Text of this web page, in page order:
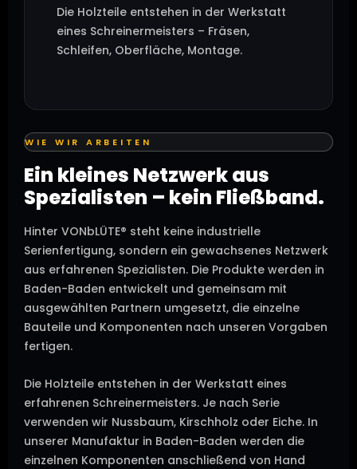
Die Holzteile entstehen in der Werkstatt
eines Schreinermeisters – Fräsen,
Schleifen, Oberfläche, Montage.
WIE WIR ARBEITEN
Ein kleines Netzwerk aus
Spezialisten – kein Fließband.
Hinter VONbLÜTE® steht keine industrielle
Serienfertigung, sondern ein gewachsenes Netzwerk
aus erfahrenen Spezialisten. Die Produkte werden in
Baden-Baden entwickelt und gemeinsam mit
ausgewählten Partnern umgesetzt, die einzelne
Bauteile und Komponenten nach unseren Vorgaben
fertigen.
Die Holzteile entstehen in der Werkstatt eines
erfahrenen Schreinermeisters. Je nach Serie
verwenden wir Nussbaum, Kirschholz oder Eiche. In
unserer Manufaktur in Baden-Baden werden die
einzelnen Komponenten anschließend von Hand